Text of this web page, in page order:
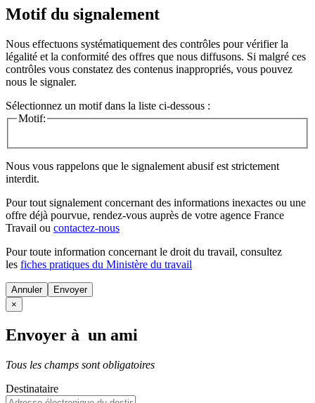
Motif du signalement
Nous effectuons systématiquement des contrôles pour vérifier la
légalité et la conformité des offres que nous diffusons. Si malgré ces
contrôles vous constatez des contenus inappropriés, vous pouvez
nous le signaler.
Sélectionnez un motif dans la liste ci-dessous :
Motif:
Nous vous rappelons que le signalement abusif est strictement
interdit.
Pour tout signalement concernant des informations inexactes ou une
offre déjà pourvue, rendez-vous auprès de votre agence France
Travail ou contactez-nous
Pour toute information concernant le droit du travail, consultez
les fiches pratiques du Ministère du travail
Annuler
×
Envoyer à un ami
Tous les champs sont obligatoires
Destinataire